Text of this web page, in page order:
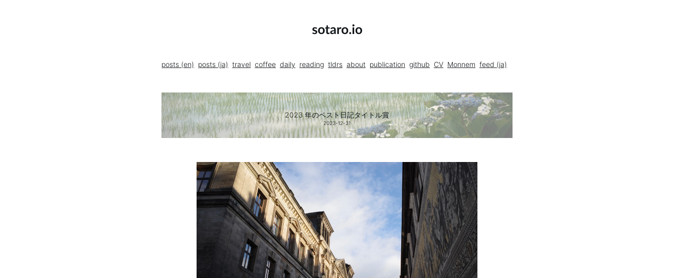
posts (en) posts (ja) travel coffee daily reading tldrs about publication github CV Monnem feed (ja)
2023 年のベスト日記タイトル賞
2023-12-31